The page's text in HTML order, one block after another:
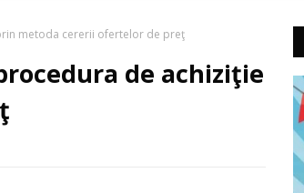
metoda cererii ofertelor de preţ
de achiziţie